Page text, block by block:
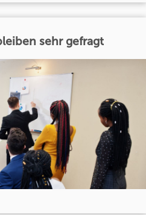
sehr gefragt